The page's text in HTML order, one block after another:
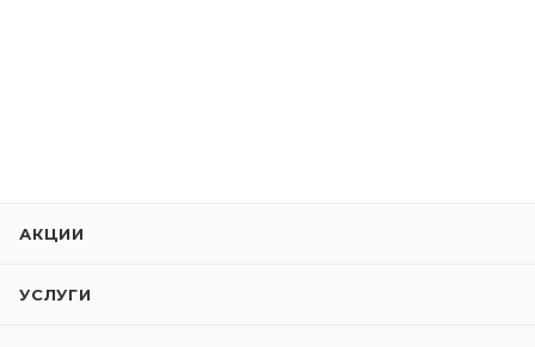
АКЦИИ
УСЛУГИ